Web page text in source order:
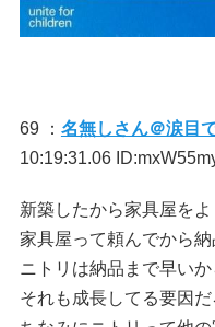
69 ： 名無しさん＠涙目で
10:19:31.06
新築したから家具屋を
家具屋って頼んでから
ニトリは納品まで早いか
それも成長してる要因だ